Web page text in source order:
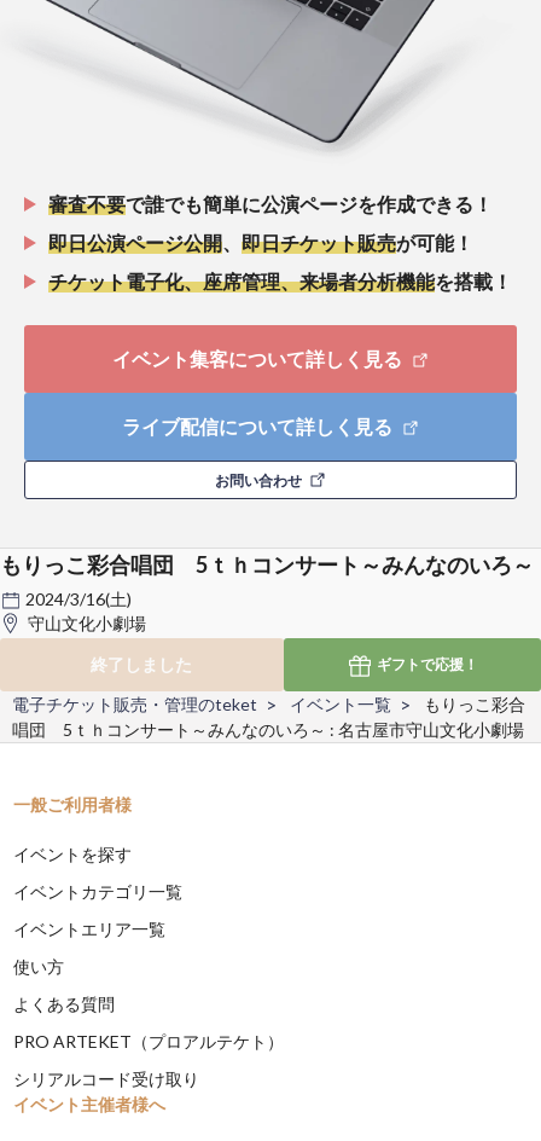
審査不要で誰でも簡単に公演ページを作成できる！
即日公演ページ公開
即日チケット販売が可能！
チケット電子化、座席管理、来場者分析機能を搭載！
イベント集客について詳しく見る
ライブ配信について詳しく見る
お問い合わせ
もりっこ彩合唱団 5ｔｈコンサート～みんなのいろ～
2024/3/16(土)
守山文化小劇場
終了しました
ギフトで応援！
電子チケット販売・管理のteket イベント一覧
もりっこ彩合
唱団 5ｔｈコンサート～みんなのいろ～ : 名古屋市守山文化小劇場
一般ご利用者様
イベントを探す
イベントカテゴリ一覧
イベントエリア一覧
使い方
よくある質問
PRO ARTEKET（プロアルテケト）
シリアルコード受け取り
イベント主催者様へ